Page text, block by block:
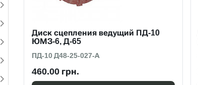
Диск сцепления ведущий ПД-10
ЮМЗ-6, Д-65
ПД-10 Д48-25-027-А
460.00 грн.